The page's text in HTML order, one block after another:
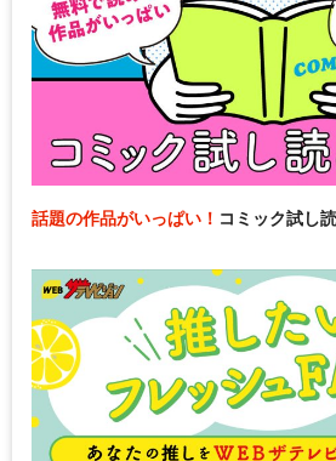
話題の作品がいっぱい！ コミック試し